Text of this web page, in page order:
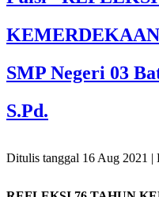
SMP Negeri 03
S.Pd.
Ditulis tanggal 16 Aug 2021 |